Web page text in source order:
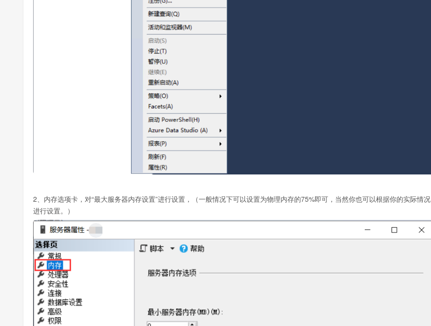
2、内存选项卡，对“最大服务器内存设置”进行设置，（一般情况下可以设置为物理内存的75%即可，当然你也可以根据你的实际情况
进行设置。）